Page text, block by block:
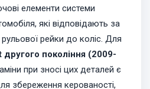
елементи системи
які відповідають за
рейки до коліс. Для
другого покоління (2009-
при зносі цих деталей є
збереження керованості,